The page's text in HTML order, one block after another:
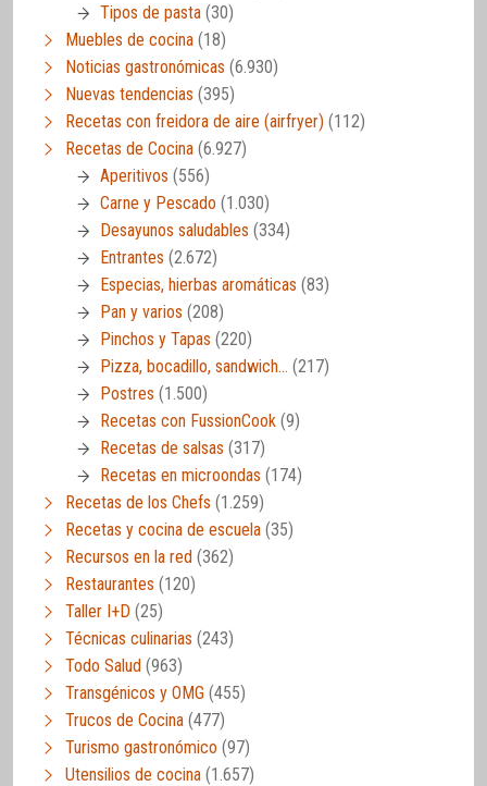
Tipos de pasta (30)
Muebles de cocina (18)
Noticias gastronómicas (6.930)
Nuevas tendencias (395)
Recetas con freidora de aire (airfryer) (112)
Recetas de Cocina (6.927)
Aperitivos (556)
Carne y Pescado (1.030)
Desayunos saludables (334)
Entrantes (2.672)
Especias, hierbas aromáticas (83)
Pan y varios (208)
Pinchos y Tapas (220)
Pizza, bocadillo, sandwich… (217)
Postres (1.500)
Recetas con FussionCook (9)
Recetas de salsas (317)
Recetas en microondas (174)
Recetas de los Chefs (1.259)
Recetas y cocina de escuela (35)
Recursos en la red (362)
Restaurantes (120)
Taller I+D (25)
Técnicas culinarias (243)
Todo Salud (963)
Transgénicos y OMG (455)
Trucos de Cocina (477)
Turismo gastronómico (97)
Utensilios de cocina (1.657)